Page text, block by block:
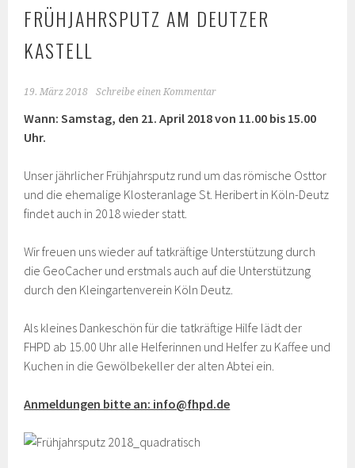
FRÜHJAHRSPUTZ AM DEUTZER
KASTELL
19. März 2018 Schreibe einen Kommentar
Wann: Samstag, den 21. April 2018 von 11.00 bis 15.00
Uhr.
Unser jährlicher Frühjahrsputz rund um das römische Osttor
und die ehemalige Klosteranlage St. Heribert in Köln-Deutz
findet auch in 2018 wieder statt.
Wir freuen uns wieder auf tatkräftige Unterstützung durch
die GeoCacher und erstmals auch auf die Unterstützung
durch den Kleingartenverein Köln Deutz.
Als kleines Dankeschön für die tatkräftige Hilfe lädt der
FHPD ab 15.00 Uhr alle Helferinnen und Helfer zu Kaffee und
Kuchen in die Gewölbekeller der alten Abtei ein.
Anmeldungen bitte an: info@fhpd.de